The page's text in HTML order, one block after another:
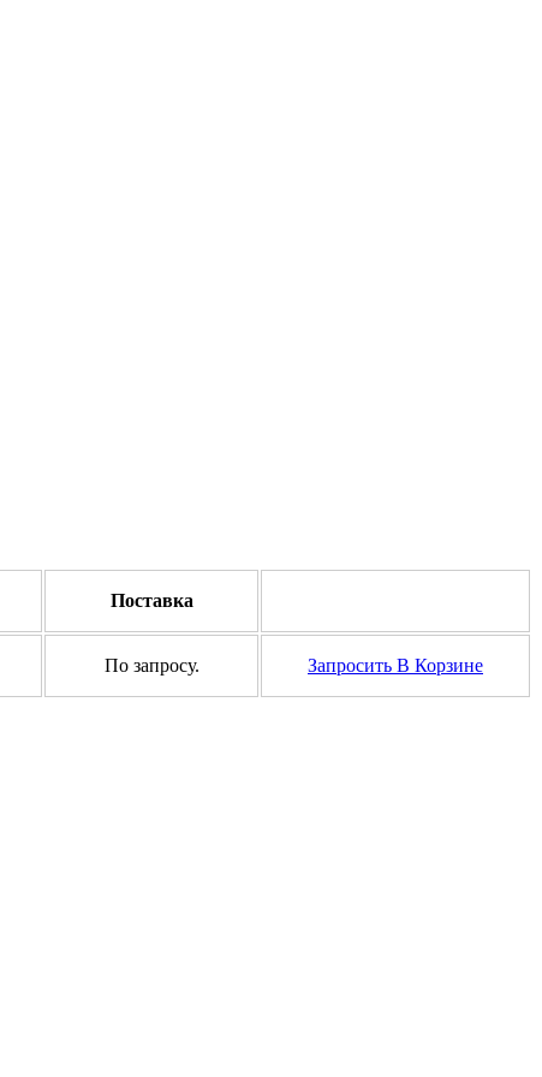
Поставка
По запросу. Запросить В Корзине